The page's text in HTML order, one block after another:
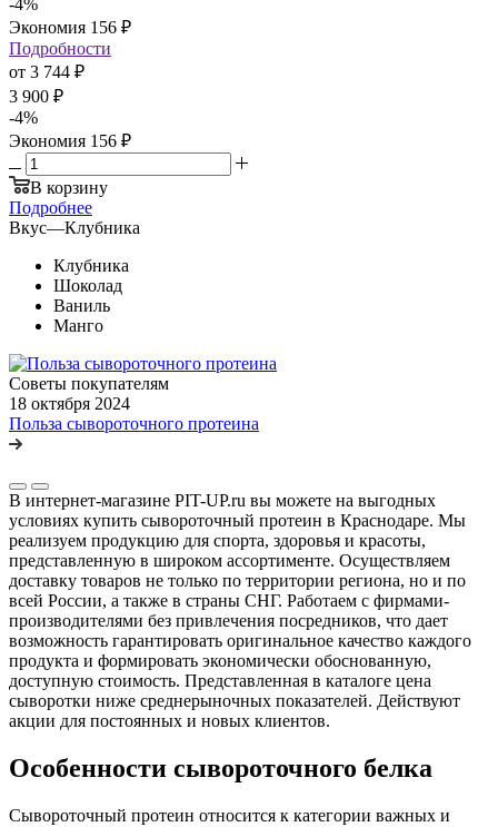
Экономия 156 ₽
Подробности
от 3 744 ₽
3 900 ₽
-4%
Экономия 156 ₽
В корзину
Подробнее
Вкус—Клубника
Клубника
Шоколад
Ваниль
Манго
Советы покупателям
18 октября 2024
Польза сывороточного протеина
В интернет-магазине PIT-UP.ru вы можете на выгодных
условиях купить сывороточный протеин в Краснодаре. Мы
реализуем продукцию для спорта, здоровья и красоты,
представленную в широком ассортименте. Осуществляем
доставку товаров не только по территории региона, но и по
всей России, а также в страны СНГ. Работаем с фирмами-
производителями без привлечения посредников, что дает
возможность гарантировать оригинальное качество каждого
продукта и формировать экономически обоснованную,
доступную стоимость. Представленная в каталоге цена
сыворотки ниже среднерыночных показателей. Действуют
акции для постоянных и новых клиентов.
Особенности сывороточного белка
Сывороточный протеин относится к категории важных и